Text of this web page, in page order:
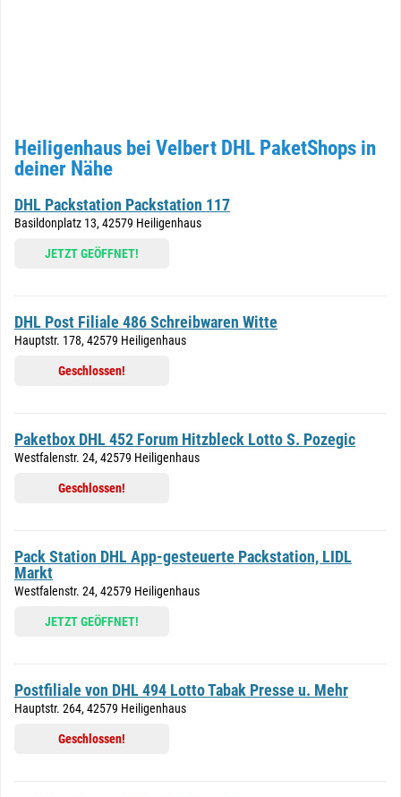
Heiligenhaus bei Velbert DHL PaketShops in
deiner Nähe
DHL Packstation Packstation 117
Basildonplatz 13, 42579 Heiligenhaus
JETZT GEÖFFNET!
DHL Post Filiale 486 Schreibwaren Witte
Hauptstr. 178, 42579 Heiligenhaus
Geschlossen!
Paketbox DHL 452 Forum Hitzbleck Lotto S. Pozegic
Westfalenstr. 24, 42579 Heiligenhaus
Geschlossen!
Pack Station DHL App-gesteuerte Packstation, LIDL
Markt
Westfalenstr. 24, 42579 Heiligenhaus
JETZT GEÖFFNET!
Postfiliale von DHL 494 Lotto Tabak Presse u. Mehr
Hauptstr. 264, 42579 Heiligenhaus
Geschlossen!